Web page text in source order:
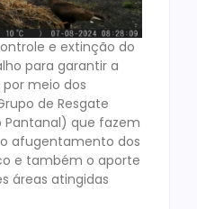
e extinção do
para garantir a
meio dos
de Resgate
Pantanal) que fazem
afugentamento dos
e também o aporte
áreas atingidas